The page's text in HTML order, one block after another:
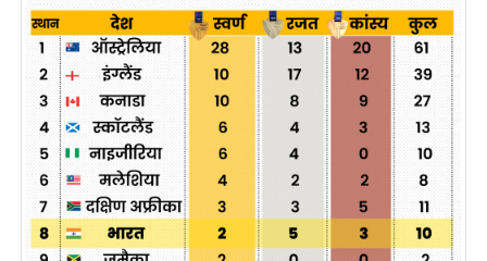
स्टा
इ
ल
टे
क्नॉ
लॉ
जी
ब्यू
टी